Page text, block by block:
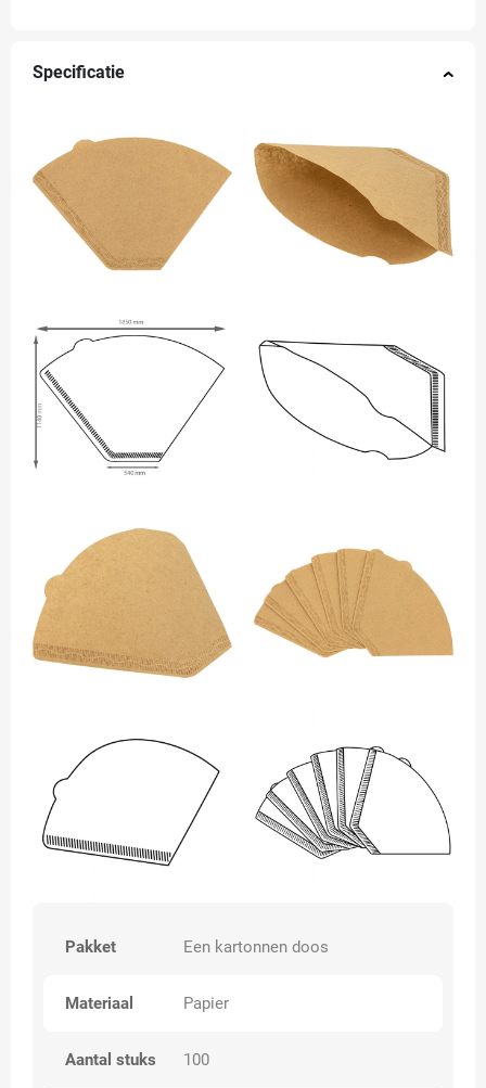
Specificatie
Pakket Een kartonnen doos
Materiaal Papier
Aantal stuks 100